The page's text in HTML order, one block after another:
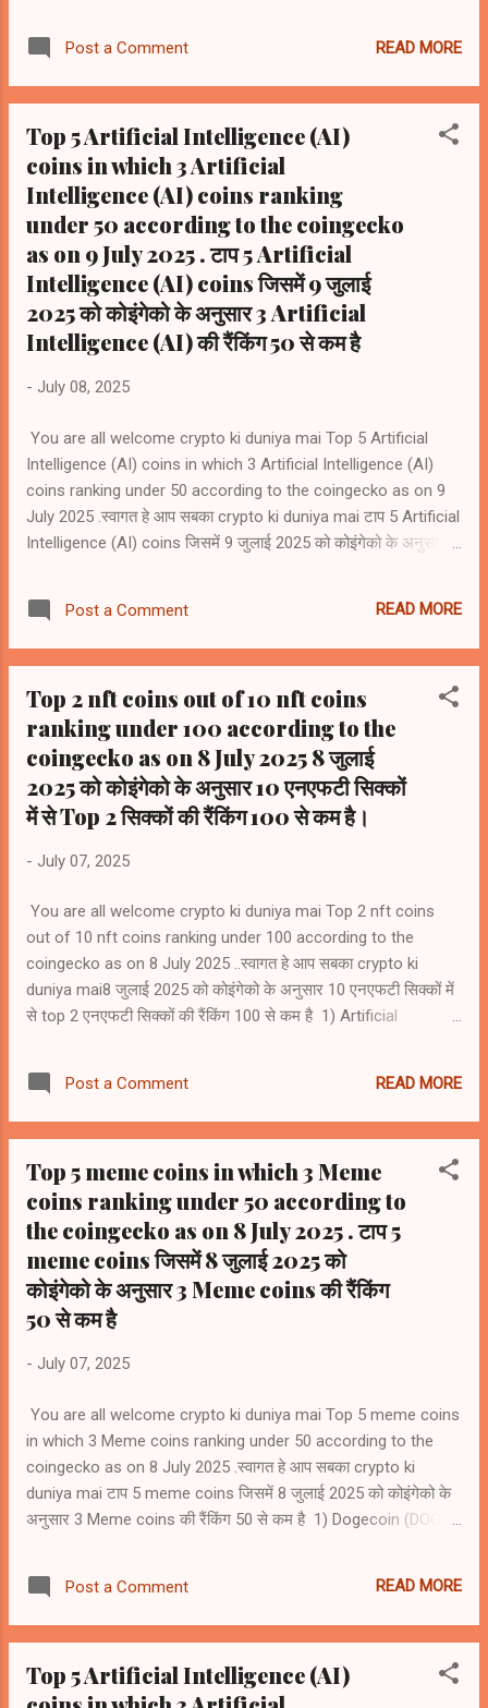
(BONK) # 60 5) Official Trump (Trump) #61
Post a Comment READ MORE
Top 5 Artificial Intelligence (AI)
coins in which 3 Artificial
Intelligence (AI) coins ranking
under 50 according to the coingecko
as on 9 July 2025 . टाप 5 Artificial
Intelligence (AI) coins जिसमें 9 जुलाई
2025 को कोइंगेको के अनुसार 3 Artificial
Intelligence (AI) की रैंकिंग 50 से कम है
- July 08, 2025
You are all welcome crypto ki duniya mai Top 5 Artificial
Intelligence (AI) coins in which 3 Artificial Intelligence (AI)
coins ranking under 50 according to the coingecko as on 9
July 2025 .स्वागत हे आप सबका crypto ki duniya mai टाप 5 Artificial
Intelligence (AI) coins जिसमें 9 जुलाई 2025 को कोइंगेको के अनुसार 3
Internet Computer (ICP) #rank48 4) Artificial
Superintelligence Alliance (FET) #rank59 5) Render (RENDER)
Post a Comment READ MORE
Top 2 nft coins out of 10 nft coins
ranking under 100 according to the
coingecko as on 8 July 2025 8 जुलाई
2025 को कोइंगेको के अनुसार 10 एनएफटी सिक्कों
में से Top 2 सिक्कों की रैंकिंग 100 से कम है।
- July 07, 2025
You are all welcome crypto ki duniya mai Top 2 nft coins
out of 10 nft coins ranking under 100 according to the
coingecko as on 8 July 2025 ..स्वागत हे आप सबका crypto ki
duniya mai8 जुलाई 2025 को कोइंगेको के अनुसार 10 एनएफटी सिक्कों में
से top 2 एनएफटी सिक्कों की रैंकिंग 100 से कम है 1) Artificial
#rank67 3) Floki (FLOKI) #rank112 4) Immutable (IMX)
#rank115 5) Gala (GALA) #rank125 6) Ethereum Name
Service (ENS) #rank131 7) The Sandbox (SAND) #rank134 8)
#rank156 10) Apecoin (APE) #rank160
Post a Comment READ MORE
Top 5 meme coins in which 3 Meme
coins ranking under 50 according to
the coingecko as on 8 July 2025 . टाप 5
meme coins जिसमें 8 जुलाई 2025 को
कोइंगेको के अनुसार 3 Meme coins की रैंकिंग
50 से कम है
- July 07, 2025
You are all welcome crypto ki duniya mai Top 5 meme coins
in which 3 Meme coins ranking under 50 according to the
coingecko as on 8 July 2025 .स्वागत हे आप सबका crypto ki
duniya mai टाप 5 meme coins जिसमें 8 जुलाई 2025 को कोइंगेको के
अनुसार 3 Meme coins की रैंकिंग 50 से कम है 1) Dogecoin (DOGE)
Post a Comment READ MORE
Top 5 Artificial Intelligence (AI)